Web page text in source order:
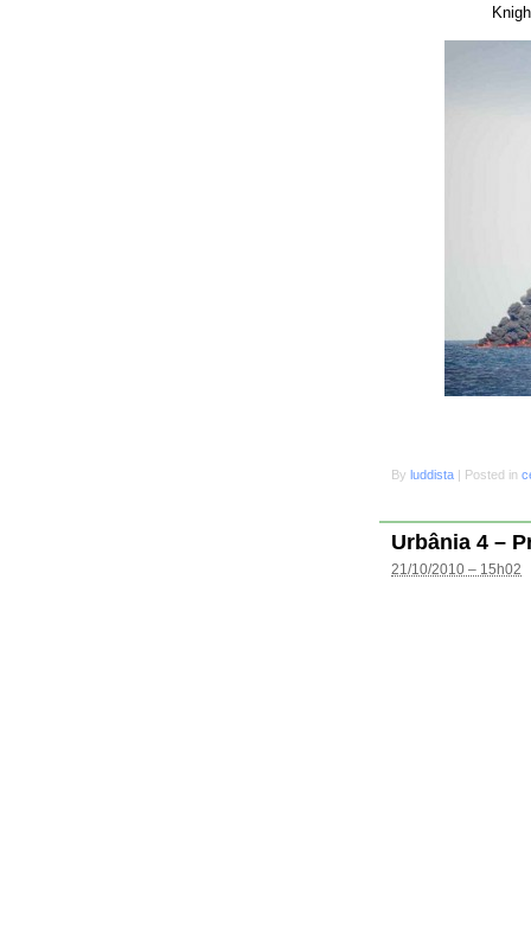
By luddista | Posted in
Urbânia 4 –
21/10/2010 – 15h02